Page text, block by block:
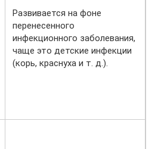
Развивается на фоне
перенесенного
инфекционного заболевания,
чаще это детские инфекции
(корь, краснуха и т. д.).